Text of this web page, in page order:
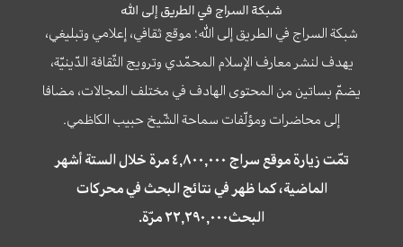
شبكة السراج في الطريق إلى الله
شبكة السراج في الطريق إلى الله؛ موقع ثقافي، إعلامي وتبليغي،
يهدف لنشر معارف الإسلام المحمّدي وترويج الثّقافة الدّينيّة،
يضمّ بساتين من المحتوى الهادف في مختلف المجالات، مضافا
إلى محاضرات ومؤلّفات سماحة الشّيخ حبيب الكاظمي.
تمّت زيارة موقع سراج ٤,٨٠٠,٠٠٠ مرة خلال الستة أشهر
الماضية، كما ظهر في نتائج البحث في محركات
البحث٢٢,٢٩٠,٠٠٠ مرّة.